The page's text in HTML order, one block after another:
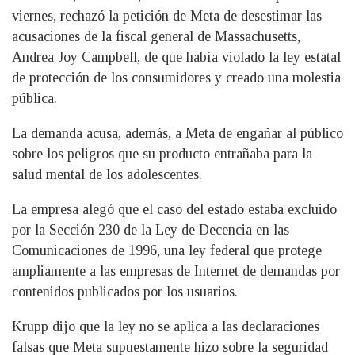
viernes, rechazó la petición de Meta de desestimar las
acusaciones de la fiscal general de Massachusetts,
Andrea Joy Campbell, de que había violado la ley estatal
de protección de los consumidores y creado una molestia
pública.
La demanda acusa, además, a Meta de engañar al público
sobre los peligros que su producto entrañaba para la
salud mental de los adolescentes.
La empresa alegó que el caso del estado estaba excluido
por la Sección 230 de la Ley de Decencia en las
Comunicaciones de 1996, una ley federal que protege
ampliamente a las empresas de Internet de demandas por
contenidos publicados por los usuarios.
Krupp dijo que la ley no se aplica a las declaraciones
falsas que Meta supuestamente hizo sobre la seguridad